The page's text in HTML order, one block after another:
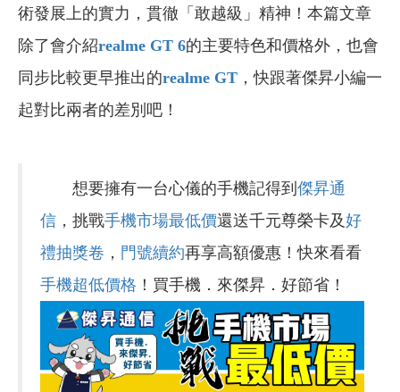
術發展上的實力，貫徹「敢越級」精神！本篇文章
除了會介紹realme GT 6的主要特色和價格外，也會
同步比較更早推出的realme GT ，快跟著傑昇小編一
起對比兩者的差別吧！
想要擁有一台心儀的手機記得到 傑昇通
信 ，挑戰手機市場最低價還送千元尊榮卡及好
禮抽獎卷 ， 門號續約再享高額優惠！快來看看
手機超低價格 ！買手機．來傑昇．好節省！